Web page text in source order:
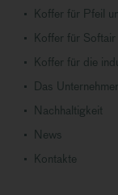
Koffer für Pfeil
Koffer für Softair
Koffer für die
Das
Nachhaltigkeit
News
Kontakte